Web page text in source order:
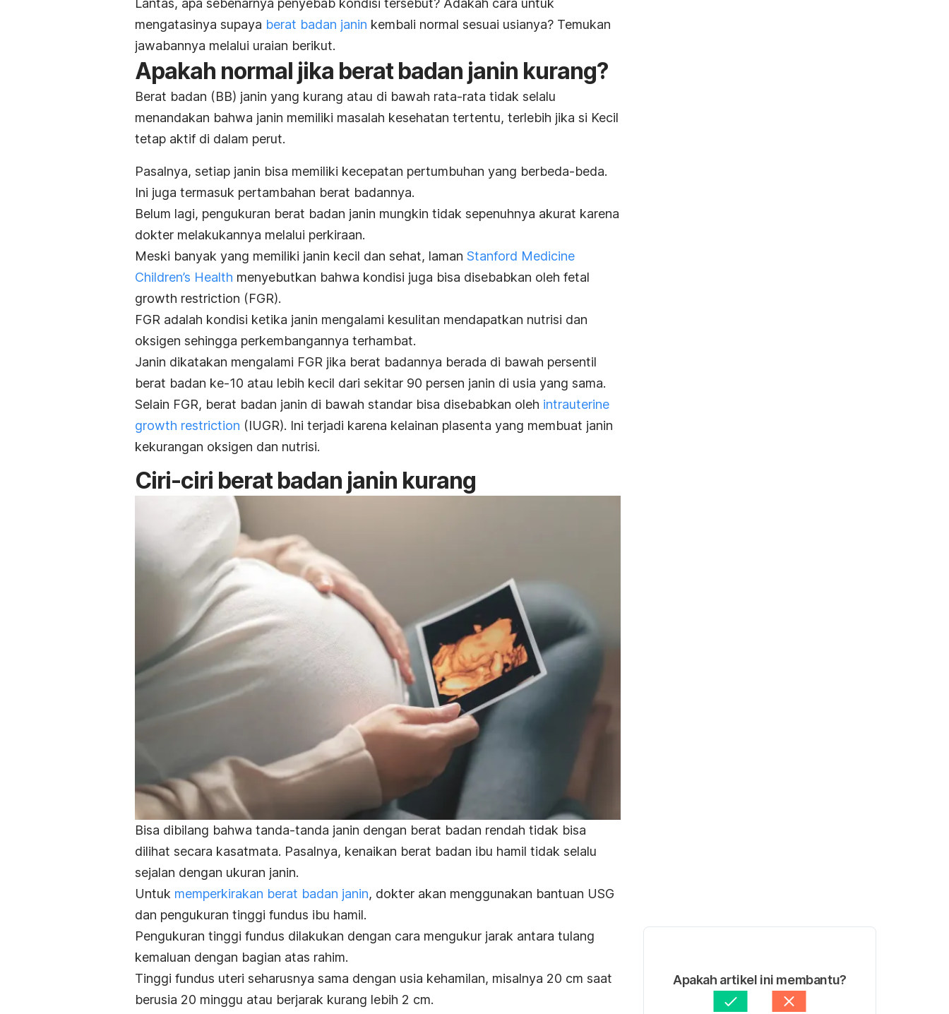
Lantas, apa sebenarnya penyebab kondisi tersebut? Adakah cara untuk
mengatasinya supaya berat badan janin kembali normal sesuai usianya? Temukan
jawabannya melalui uraian berikut.
Apakah normal jika berat badan janin kurang?
Berat badan (BB) janin yang kurang atau di bawah rata-rata tidak selalu
menandakan bahwa janin memiliki masalah kesehatan tertentu, terlebih jika si Kecil
tetap aktif di dalam perut.
Pasalnya, setiap janin bisa memiliki kecepatan pertumbuhan yang berbeda-beda.
Ini juga termasuk pertambahan berat badannya.
Belum lagi, pengukuran berat badan janin mungkin tidak sepenuhnya akurat karena
dokter melakukannya melalui perkiraan.
Meski banyak yang memiliki janin kecil dan sehat, laman Stanford Medicine
Children’s Health menyebutkan bahwa kondisi juga bisa disebabkan oleh fetal
growth restriction (FGR).
FGR adalah kondisi ketika janin mengalami kesulitan mendapatkan nutrisi dan
oksigen sehingga perkembangannya terhambat.
Janin dikatakan mengalami FGR jika berat badannya berada di bawah persentil
berat badan ke-10 atau lebih kecil dari sekitar 90 persen janin di usia yang sama.
Selain FGR, berat badan janin di bawah standar bisa disebabkan oleh intrauterine
growth restriction (IUGR). Ini terjadi karena kelainan plasenta yang membuat janin
kekurangan oksigen dan nutrisi.
Ciri-ciri berat badan janin kurang
Bisa dibilang bahwa tanda-tanda janin dengan berat badan rendah tidak bisa
dilihat secara kasatmata. Pasalnya, kenaikan berat badan ibu hamil tidak selalu
sejalan dengan ukuran janin.
Untuk memperkirakan berat badan janin, dokter akan menggunakan bantuan USG
dan pengukuran tinggi fundus ibu hamil.
Pengukuran tinggi fundus dilakukan dengan cara mengukur jarak antara tulang
kemaluan dengan bagian atas rahim.
Tinggi fundus uteri seharusnya sama dengan usia kehamilan, misalnya 20 cm saat
berusia 20 minggu atau berjarak kurang lebih 2 cm.
Apakah artikel ini membantu?